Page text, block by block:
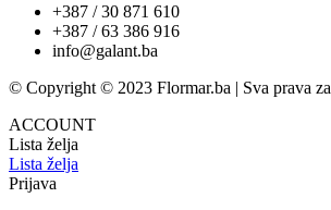
+387 / 30 871 610
+387 / 63 386 916
info@galant.ba
© Copyright © 2023 Flormar.ba | Sva prava
ACCOUNT
Lista želja
Lista želja
Prijava